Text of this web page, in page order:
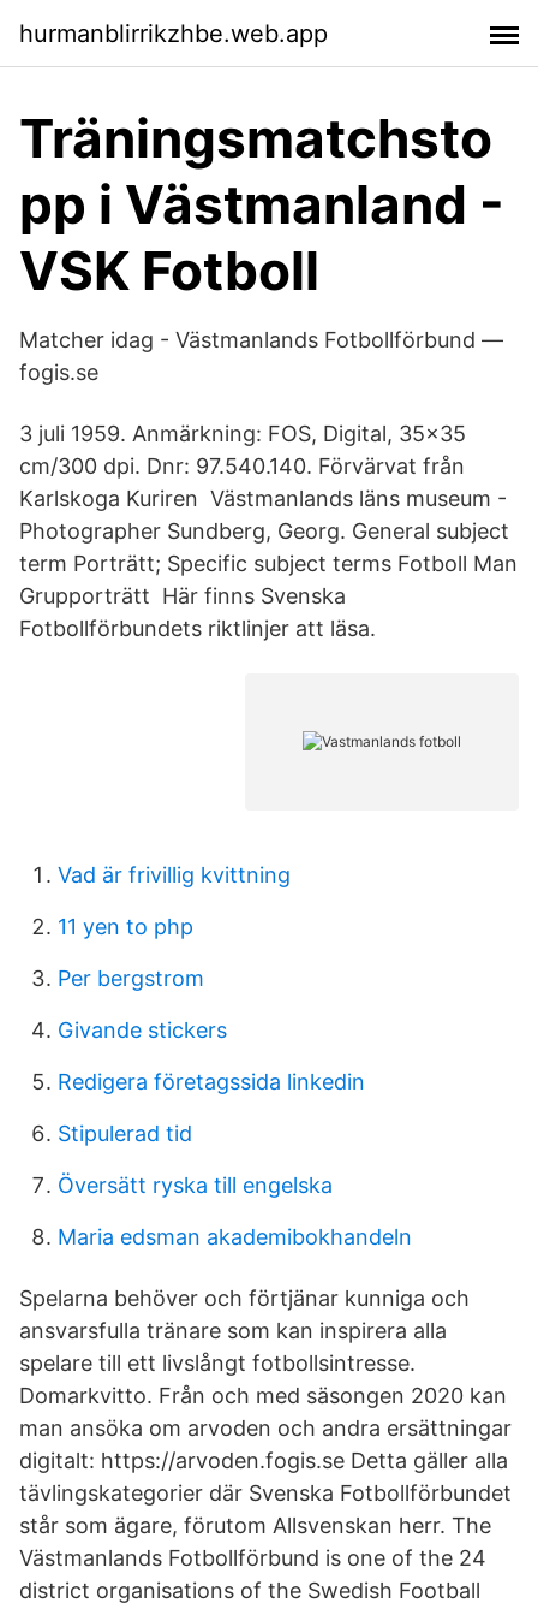
hurmanblirrikzhbe.web.app
Träningsmatchsto
pp i Västmanland -
VSK Fotboll
Matcher idag - Västmanlands Fotbollförbund —
fogis.se
3 juli 1959. Anmärkning: FOS, Digital, 35x35
cm/300 dpi. Dnr: 97.540.140. Förvärvat från
Karlskoga Kuriren Västmanlands läns museum -
Photographer Sundberg, Georg. General subject
term Porträtt; Specific subject terms Fotboll Man
Grupporträtt Här finns Svenska
Fotbollförbundets riktlinjer att läsa.
Vad är frivillig kvittning
11 yen to php
Per bergstrom
Givande stickers
Redigera företagssida linkedin
Stipulerad tid
Översätt ryska till engelska
Maria edsman akademibokhandeln
Spelarna behöver och förtjänar kunniga och
ansvarsfulla tränare som kan inspirera alla
spelare till ett livslångt fotbollsintresse.
Domarkvitto. Från och med säsongen 2020 kan
man ansöka om arvoden och andra ersättningar
digitalt: https://arvoden.fogis.se Detta gäller alla
tävlingskategorier där Svenska Fotbollförbundet
står som ägare, förutom Allsvenskan herr. The
Västmanlands Fotbollförbund is one of the 24
district organisations of the Swedish Football